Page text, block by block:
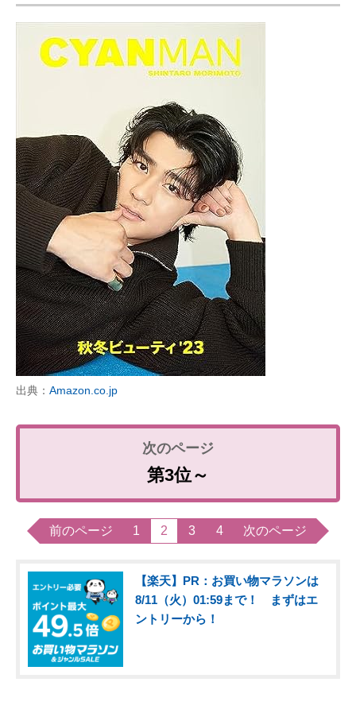
出典： Amazon.co.jp
第3位～
前のページ 1 2 3 4 次のページ
【楽天】PR：お買い物マラソンは
8/11（火）01:59まで！ まずはエ
ントリーから！